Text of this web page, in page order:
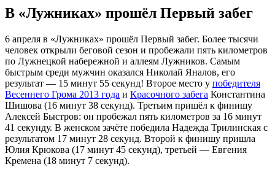
В «Лужниках» прошёл Первый забег
6 апреля в «Лужниках» прошёл Первый забег. Более тысячи
человек открыли беговой сезон и пробежали пять километров
по Лужнецкой набережной и аллеям Лужников. Самым
быстрым среди мужчин оказался Николай Яналов, его
результат — 15 минут 55 секунд! Второе место у победителя
Весеннего Грома 2013 года и Красочного забега Константина
Шишова (16 минут 38 секунд). Третьим пришёл к финишу
Алексей Быстров: он пробежал пять километров за 16 минут
41 секунду. В женском зачёте победила Надежда Трилинская с
результатом 17 минут 28 секунд. Второй к финишу пришла
Юлия Крюкова (17 минут 45 секунд), третьей — Евгения
Кремена (18 минут 7 секунд).